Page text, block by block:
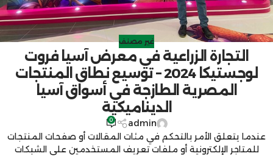
غير مصنف
التجارة الزراعية في معرض آسيا فروت
لوجستيكا 2024 – توسيع نطاق المنتجات
المصرية الطازجة في أسواق آسيا
الديناميكية
admin
0
عندما يتعلق الأمر بالتحكم في مئات المقالات أو صفحات المنتجات
للمتاجر الإلكترونية أو ملفات تعريف المستخدمين على الشبكات